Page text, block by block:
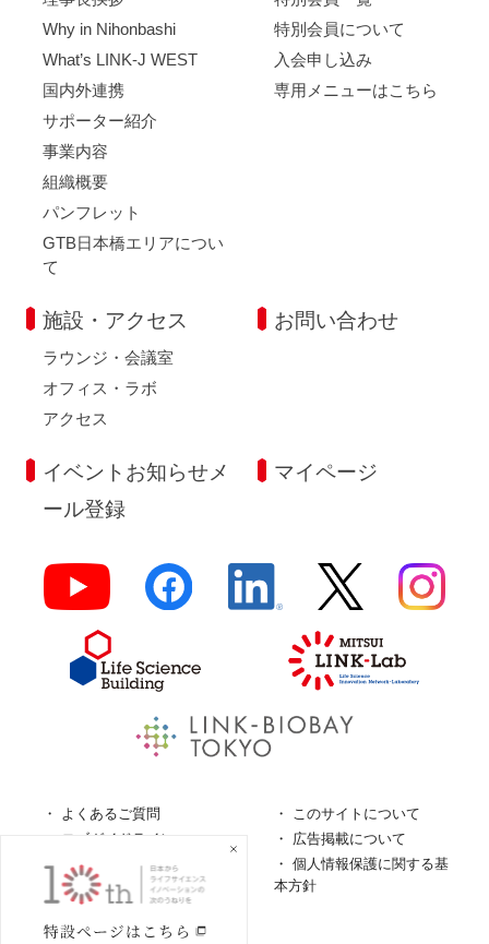
Why in Nihonbashi
What’s LINK-J WEST
国内外連携
サポーター紹介
事業内容
組織概要
パンフレット
GTB日本橋エリアについ
て
特別会員について
入会申し込み
専用メニューはこちら
施設・アクセス
ラウンジ・会議室
オフィス・ラボ
アクセス
お問い合わせ
イベントお知らせメ
ール登録
マイページ
よくあるご質問
このサイトについて
ロゴガイドライン
広告掲載について
特定商取引法に基づく表
個人情報保護に関する基
本方針